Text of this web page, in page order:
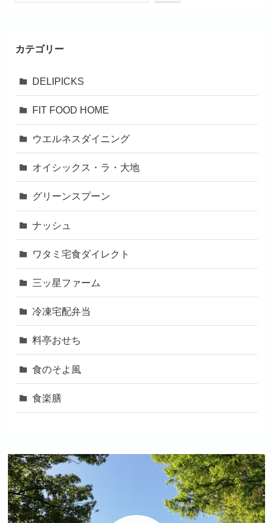
カテゴリー
DELIPICKS
FIT FOOD HOME
ウエルネスダイニング
オイシックス・ラ・大地
グリーンスプーン
ナッシュ
ワタミ宅食ダイレクト
三ッ星ファーム
冷凍宅配弁当
料亭おせち
食のそよ風
食楽膳